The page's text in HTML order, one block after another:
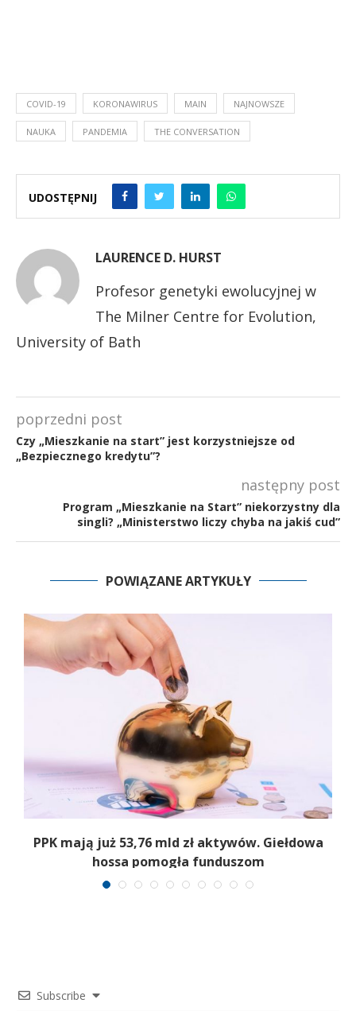
COVID-19 KORONAWIRUS MAIN NAJNOWSZE
NAUKA PANDEMIA THE CONVERSATION
UDOSTĘPNIJ
LAURENCE D. HURST
Profesor genetyki ewolucyjnej w
The Milner Centre for Evolution,
University of Bath
poprzedni post
Czy „Mieszkanie na start” jest korzystniejsze od
„Bezpiecznego kredytu”?
następny post
Program „Mieszkanie na Start” niekorzystny dla
singli? „Ministerstwo liczy chyba na jakiś cud”
POWIĄZANE ARTYKUŁY
PPK mają już 53,76 mld zł aktywów. Giełdowa
hossa pomogła funduszom
Subscribe